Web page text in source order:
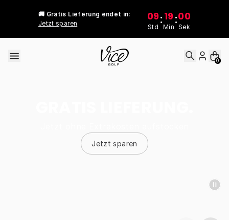
🚚 Gratis Lieferung endet in:
Jetzt sparen
09
Std
: 19
Min
:00
Sek
0
Jetzt sparen